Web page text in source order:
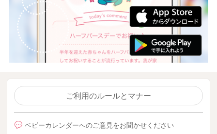
ご利用のルールとマナー
ベビーカレンダーへのご意見をお聞かせください